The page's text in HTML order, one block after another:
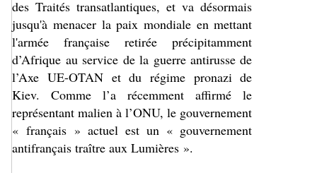
des Traités transatlantiques, et va désormais
jusqu'à menacer la paix mondiale en mettant
l'armée française retirée précipitamment
d’Afrique au service de la guerre antirusse de
l’Axe UE-OTAN et du régime pronazi de
Kiev. Comme l’a récemment affirmé le
représentant malien à l’ONU, le gouvernement
« français » actuel est un « gouvernement
antifrançais traître aux Lumières ».